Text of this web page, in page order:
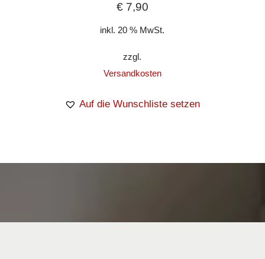
€7,90
inkl. 20 % MwSt.
zzgl.
Versandkosten
Auf die Wunschliste setzen